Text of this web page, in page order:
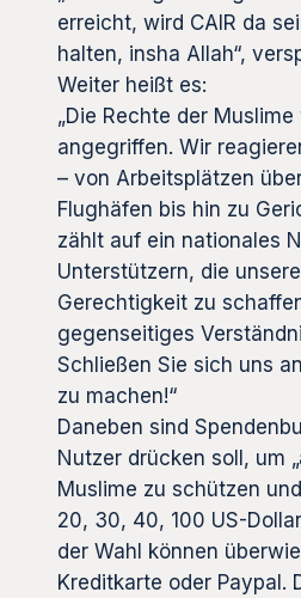
erreicht, wird CAIR da
halten, insha Allah“,
Weiter heißt es:
„Die Rechte der
angegriffen. Wir
– von Arbeitsplätzen
Flughäfen bis hin zu
zählt auf ein nationales
Unterstützern, die
Gerechtigkeit zu
gegenseitiges
Schließen Sie sich uns
zu machen!“
Daneben sind
Nutzer drücken soll, um
Muslime zu schützen
20, 30, 40, 100 US-
der Wahl können
Kreditkarte oder Paypal.